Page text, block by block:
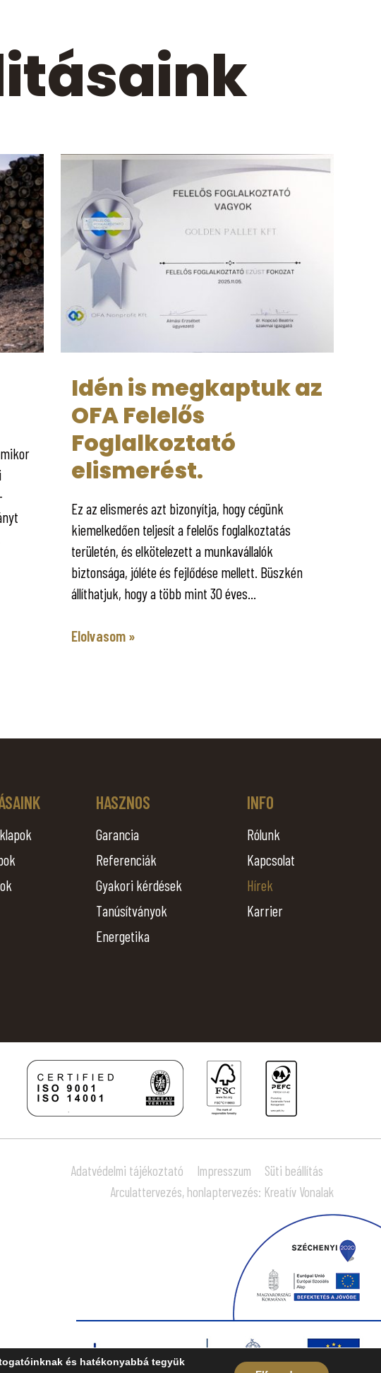
Idén is megkaptuk az
OFA Felelős
Foglalkoztató
elismerést.
Ez az elismerés azt bizonyítja, hogy cégünk
kiemelkedően teljesít a felelős foglalkoztatás
területén, és elkötelezett a munkavállalók
biztonsága, jóléte és fejlődése mellett. Büszkén
állíthatjuk, hogy a több mint 30 éves...
Elolvasom »
HASZNOS
Garancia
Referenciák
Gyakori kérdések
Tanúsítványok
Energetika
INFO
Rólunk
Kapcsolat
Hírek
Karrier
Adatvédelmi tájékoztató Impresszum
Süti beállítás
Arculattervezés, honlaptervezés: Kreatív Vonalak
és hatékonyabbá tegyük